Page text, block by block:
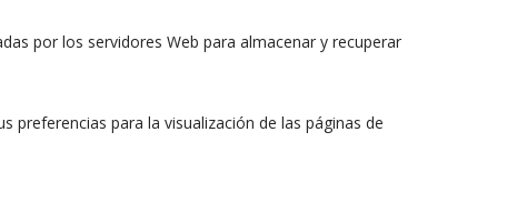
por los servidores Web para almacenar y recuperar
para la visualización de las páginas de